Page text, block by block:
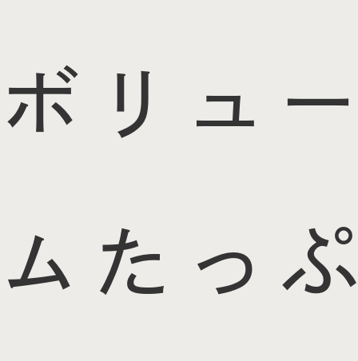
ボリュー
ムたっぷ